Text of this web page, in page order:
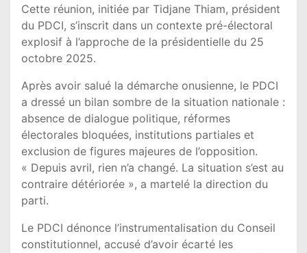
Cette réunion, initiée par Tidjane Thiam, président
du PDCI, s’inscrit dans un contexte pré-électoral
explosif à l’approche de la présidentielle du 25
octobre 2025.
Après avoir salué la démarche onusienne, le PDCI
a dressé un bilan sombre de la situation nationale :
absence de dialogue politique, réformes
électorales bloquées, institutions partiales et
exclusion de figures majeures de l’opposition.
« Depuis avril, rien n’a changé. La situation s’est au
contraire détériorée », a martelé la direction du
parti.
Le PDCI dénonce l’instrumentalisation du Conseil
constitutionnel, accusé d’avoir écarté les